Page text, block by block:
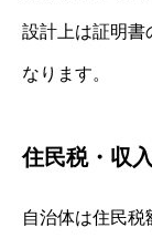
設計上は証明書
なります。
住民税・収
自治体は住民税